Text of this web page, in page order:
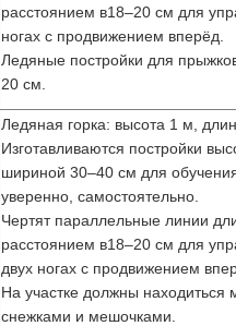
расстоянием в18–20 см для
ногах с продвижением вперёд.
Ледяные постройки для
20 см.
Ледяная горка: высота 1 м,
Изготавливаются постройки
шириной 30–40 см для
уверенно, самостоятельно.
Чертят параллельные линии
расстоянием в18–20 см для
двух ногах с продвижением
На участке должны
снежками и мешочками.